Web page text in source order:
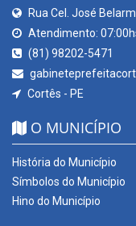
Rua Cel. José
Atendimento:
(81) 98202-5471
Cortês - PE
O MUNICÍPIO
História do Município
Símbolos do Município
Hino do Município